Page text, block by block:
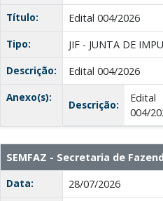
Título:
Edital 004/2026
Tipo:
JIF - JUNTA DE
Descrição:
Edital 004/2026
Anexo(s):
Descrição:
Edital
004/
SEMFAZ - Secretaria de
Data:
28/07/2026